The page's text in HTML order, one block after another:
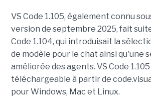
VS Code 1.105, également connu
version de septembre 2025, fait
Code 1.104, qui introduisait la
de modèle pour le chat ainsi qu'une
améliorée des agents. VS Code
téléchargeable à partir de
pour Windows, Mac et Linux.